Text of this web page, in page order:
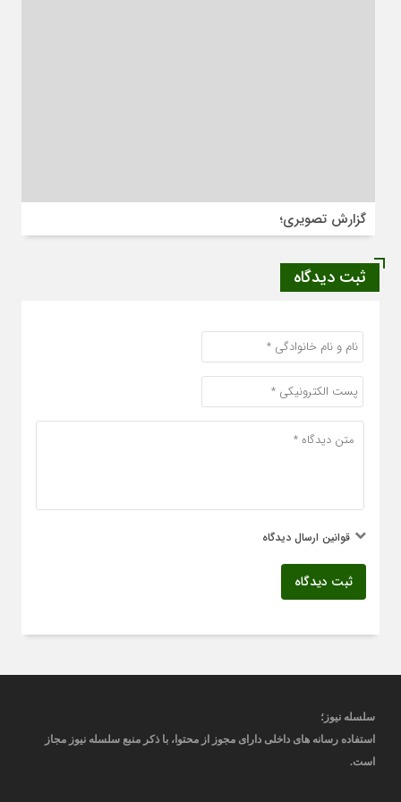
گزارش تصویری؛
ثبت دیدگاه
قوانین ارسال دیدگاه
ثبت دیدگاه
سلسله نیوز؛
استفاده رسانه های داخلی دارای مجوز از محتوا، با ذکر منبع سلسله نیوز مجاز
است.